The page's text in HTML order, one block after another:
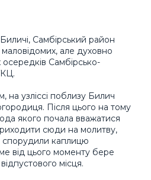
Самбірський район
але духовно
Самбірсько-
на узліссі поблизу Билич
Після цього на тому
якого почала вважатися
сюди на молитву,
каплицю
від цього моменту бере
місця.